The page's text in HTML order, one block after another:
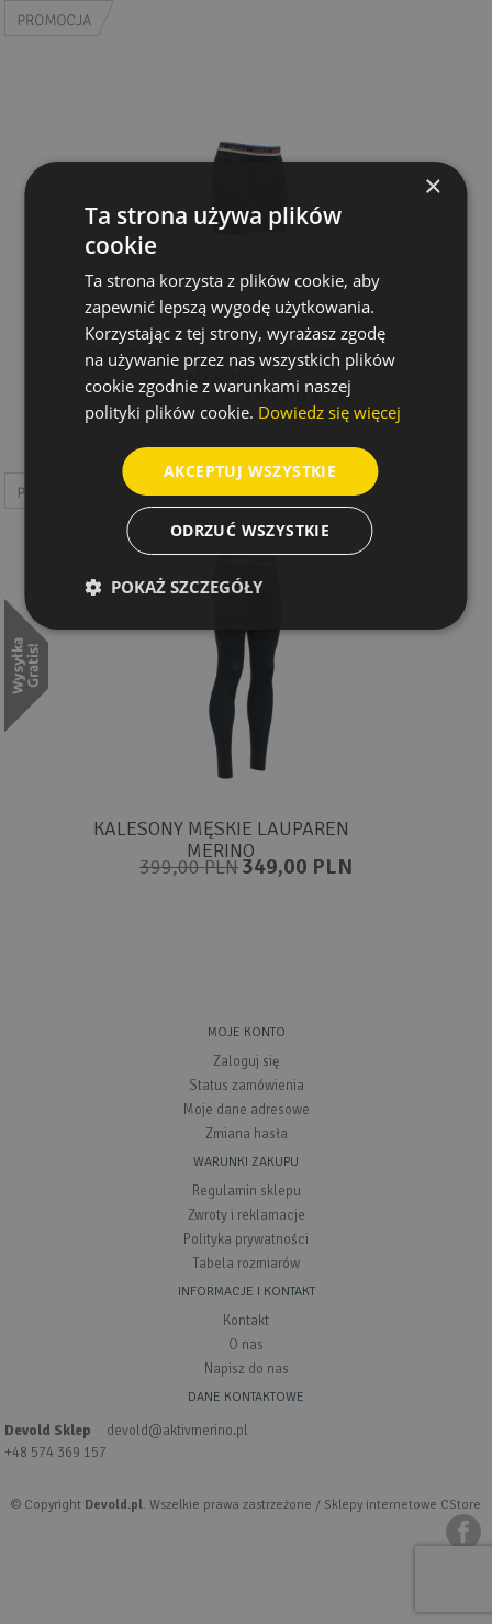
BOKSERKI MĘSKIE LAUPAREN
MERINO
209,00 PLN189,00 PLN
KALESONY MĘSKIE LAUPAREN
MERINO
399,00 PLN349,00 PLN
MOJE KONTO
Zaloguj się
Status zamówienia
Moje dane adresowe
Zmiana hasła
WARUNKI ZAKUPU
Regulamin sklepu
Zwroty i reklamacje
Polityka prywatności
Tabela rozmiarów
INFORMACJE I KONTAKT
Kontakt
O nas
Napisz do nas
DANE KONTAKTOWE
Devold Sklep
+48 574 369 157
devold@aktivmerino.pl
© Copyright Devold.pl. Wszelkie prawa zastrzeżone / Sklepy internetowe CStore
×
Ta strona używa plików
cookie
Ta strona korzysta z plików cookie, aby
zapewnić lepszą wygodę użytkowania.
Korzystając z tej strony, wyrażasz zgodę
na używanie przez nas wszystkich plików
cookie zgodnie z warunkami naszej
polityki plików cookie. Dowiedz się więcej
AKCEPTUJ WSZYSTKIE
ODRZUĆ WSZYSTKIE
POKAŻ SZCZEGÓŁY